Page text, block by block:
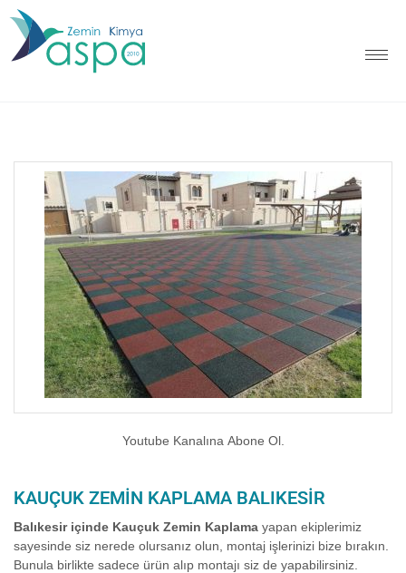
Youtube Kanalına Abone Ol.
KAUÇUK ZEMIN KAPLAMA BALIKESIR
Balıkesir içinde Kauçuk Zemin Kaplama yapan ekiplerimiz
sayesinde siz nerede olursanız olun, montaj işlerinizi bize bırakın.
Bunula birlikte sadece ürün alıp montajı siz de yapabilirsiniz.